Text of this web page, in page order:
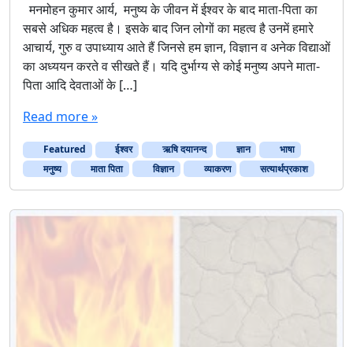
मनमोहन कुमार आर्य, मनुष्य के जीवन में ईश्वर के बाद माता-पिता का
सबसे अधिक महत्व है। इसके बाद जिन लोगों का महत्व है उनमें हमारे
आचार्य, गुरु व उपाध्याय आते हैं जिनसे हम ज्ञान, विज्ञान व अनेक विद्याओं
का अध्ययन करते व सीखते हैं। यदि दुर्भाग्य से कोई मनुष्य अपने माता-
पिता आदि देवताओं के […]
Read more »
Featured ईश्वर ऋषि दयानन्द ज्ञान
भाषा
मनुष्य
माता पिता विज्ञान व्याकरण सत्यार्थप्रकाश